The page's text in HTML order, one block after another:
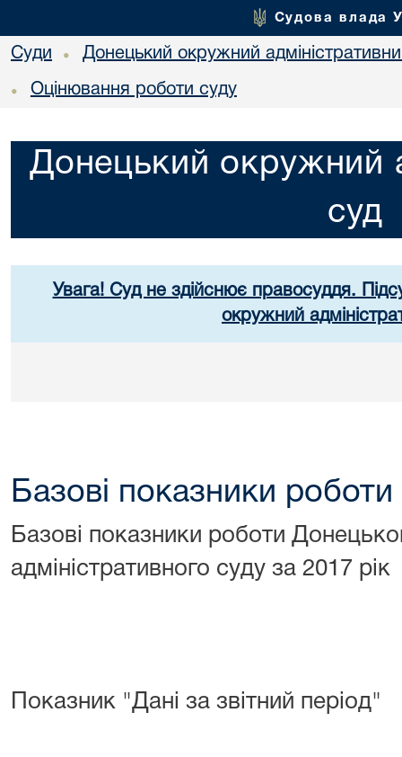
Судова влада
Суди • Донецький окружний
• Оцінювання роботи суду
Донецький окружний
суд
Увага! Суд не здійснює правосуддя.
окружний
Базові показники
Базові показники роботи
адміністративного суду за 2017 рік
Показник "Дані за звітний період"